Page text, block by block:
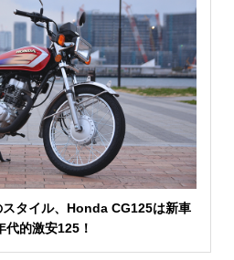
スタイル、Honda CG125は新車
的激安125！